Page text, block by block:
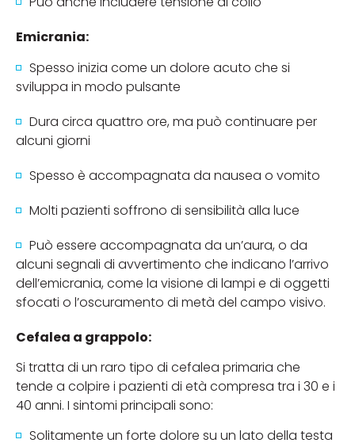
Emicrania:
Spesso inizia come un dolore acuto che si
sviluppa in modo pulsante
Dura circa quattro ore, ma può continuare per
alcuni giorni
Spesso è accompagnata da nausea o vomito
Molti pazienti soffrono di sensibilità alla luce
Può essere accompagnata da un’aura, o da
alcuni segnali di avvertimento che indicano l’arrivo
dell’emicrania, come la visione di lampi e di oggetti
sfocati o l’oscuramento di metà del campo visivo.
Cefalea a grappolo:
Si tratta di un raro tipo di cefalea primaria che
tende a colpire i pazienti di età compresa tra i 30 e i
40 anni. I sintomi principali sono:
Solitamente un forte dolore su un lato della testa